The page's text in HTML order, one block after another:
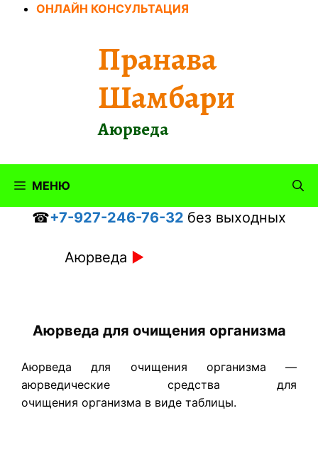
ПерейтиОНЛАЙН КОНСУЛЬТАЦИЯ
Пранава
Шамбари
Аюрведа
МЕНЮ
☎+7-927-246-76-32 без выходных
Аюрведа ►
Аюрведа для очищения организма
Аюрведа для очищения организма —
аюрведические средства для
очищения организма в виде таблицы.